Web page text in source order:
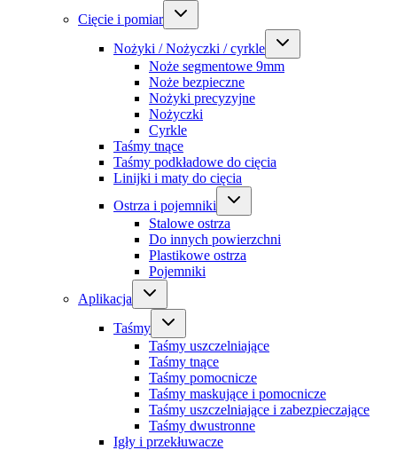
Cięcie i pomiar
Nożyki / Nożyczki / cyrkle
Noże segmentowe 9mm
Noże bezpieczne
Nożyki precyzyjne
Nożyczki
Cyrkle
Taśmy tnące
Taśmy podkładowe do cięcia
Linijki i maty do cięcia
Ostrza i pojemniki
Stalowe ostrza
Do innych powierzchni
Plastikowe ostrza
Pojemniki
Aplikacja
Taśmy
Taśmy uszczelniające
Taśmy tnące
Taśmy pomocnicze
Taśmy maskujące i pomocnicze
Taśmy uszczelniające i zabezpieczające
Taśmy dwustronne
Igły i przekłuwacze